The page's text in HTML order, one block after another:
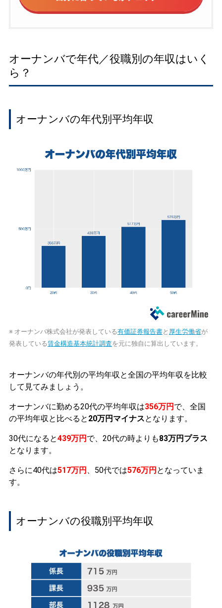
オーナンバで年代／役職別の年収はいく
ら？
オーナンバの年代別平均年収
※ オーナンバ株式会社が発表している有価証券報告書と 厚生労働省が
発表している賃金構造基本統計調査を元に独自に算出しています。
オーナンバの年代別の平均年収と全国の平均年収を比較
して見てみましょう。
オーナンバに勤める20代の平均年収は356万円 で、全国
の平均年収と比べると 20万円マイナスとなります。
30代になると439万円 で、20代の時よりも83万円プラス
となります。
さらに40代は517万円 、50代では576万円 となっていま
す。
オーナンバの役職別平均年収